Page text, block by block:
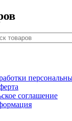
соглашение